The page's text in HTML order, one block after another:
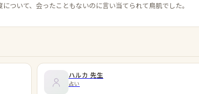
ついて、会ったこともないのに言い当てられて鳥肌でした。
ハルカ 先生
占い